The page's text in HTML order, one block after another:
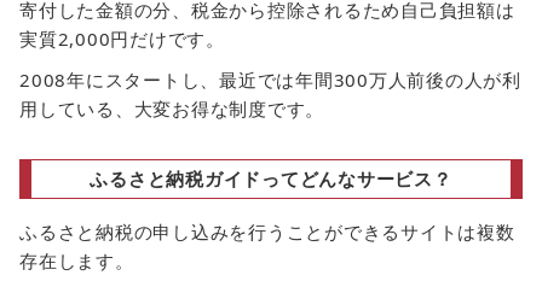
寄付した金額の分、税金から控除されるため自己負担額は
実質2,000円だけです。
2008年にスタートし、最近では年間300万人前後の人が利
用している、大変お得な制度です。
ふるさと納税ガイドってどんなサービス？
ふるさと納税の申し込みを行うことができるサイトは複数
存在します。